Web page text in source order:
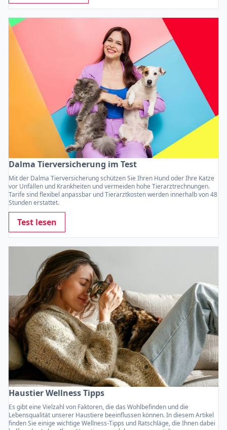
Dalma Tierversicherung im Test
Mit der Dalma Tierversicherung schützen Sie Ihren Hund oder Ihre Katze
vor Unfällen und Krankheiten und vermeiden hohe Tierarztrechnungen.
Tarife sind flexibel anpassbar und Tierarztkosten werden innerhalb von 48
Stunden erstattet.
Test lesen
Haustier Wellness Tipps
Es gibt eine Vielzahl von Faktoren, die das Wohlbefinden und die
Lebensqualität unserer Haustiere beeinflussen können. In diesem Artikel
finden Sie einige wichtige Wellness-Tipps und Ratschläge, die Ihnen dabei